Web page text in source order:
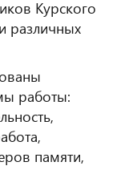
Курского
различных
работы:
памяти,